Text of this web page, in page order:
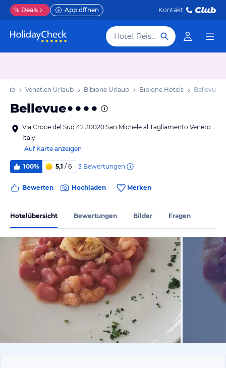
% Deals App öffnen Kontakt
Hotel, Reiseziel
Venetien Urlaub Bibione Urlaub Bibione Hotels Bellevue
Bellevue
Via Croce del Sud 42 30020 San Michele al Tagliamento Veneto
Italy
Auf Karte anzeigen
100% 5,1 / 6 3 Bewertungen
Bewerten Hochladen Merken
Hotelübersicht Bewertungen Bilder Fragen